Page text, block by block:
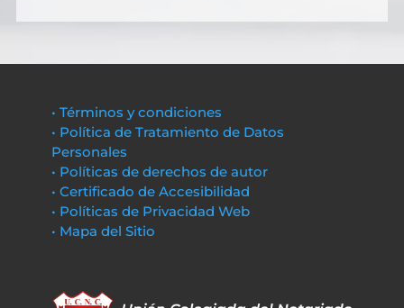
• Términos y condiciones
• Política de Tratamiento de Datos
Personales
• Políticas de derechos de autor
• Certificado de Accesibilidad
• Políticas de Privacidad Web
• Mapa del Sitio